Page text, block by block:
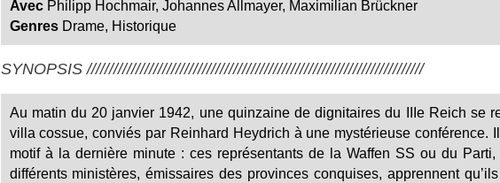
AvecPhilipp Hochmair, Johannes Allmayer, Maximilian Brückner
Genres Drame, Historique
SYNOPSIS ////////////////////////////////////////////////////////////////////////////
Au matin du 20 janvier 1942, une quinzaine de dignitaires du IIIe Reich se
villa cossue, conviés par Reinhard Heydrich à une mystérieuse conférence.
motif à la dernière minute : ces représentants de la Waffen SS ou du Parti,
différents ministères, émissaires des provinces conquises, apprennent